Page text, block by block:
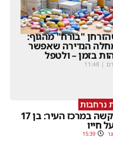
"בורח" מהגוף:
הנדירה שאפשר
בזמן – ולטפל
|
11:48
נרחבות
אירוע קשה במרכז העיר: בן 17
חייו
15:39